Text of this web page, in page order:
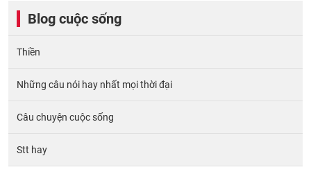
Blog cuộc sống
Thiền
Những câu nói hay nhất mọi thời đại
Câu chuyện cuộc sống
Stt hay